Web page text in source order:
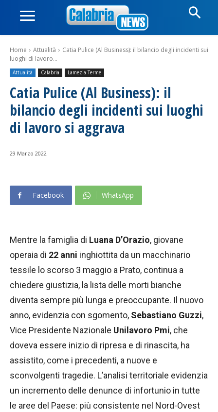
Home Attualità
Catia Pulice (Al Business): il bilancio degli incidenti sui
luoghi di lavoro...
Attualità Calabria Lamezia Terme
Catia Pulice (Al Business): il
bilancio degli incidenti sui luoghi
di lavoro si aggrava
29 Marzo 2022
Facebook WhatsApp
Mentre la famiglia di Luana D’Orazio, giovane
operaia di 22 anni inghiottita da un macchinario
tessile lo scorso 3 maggio a Prato, continua a
chiedere giustizia, la lista delle morti bianche
diventa sempre più lunga e preoccupante. Il nuovo
anno, evidenzia con sgomento, Sebastiano Guzzi,
Vice Presidente Nazionale Unilavoro Pmi, che
doveva essere inizio di ripresa e di rinascita, ha
assistito, come i precedenti, a nuove e
sconvolgenti tragedie. L’analisi territoriale evidenzia
un incremento delle denunce di infortunio in tutte
le aree del Paese: più consistente nel Nord-Ovest